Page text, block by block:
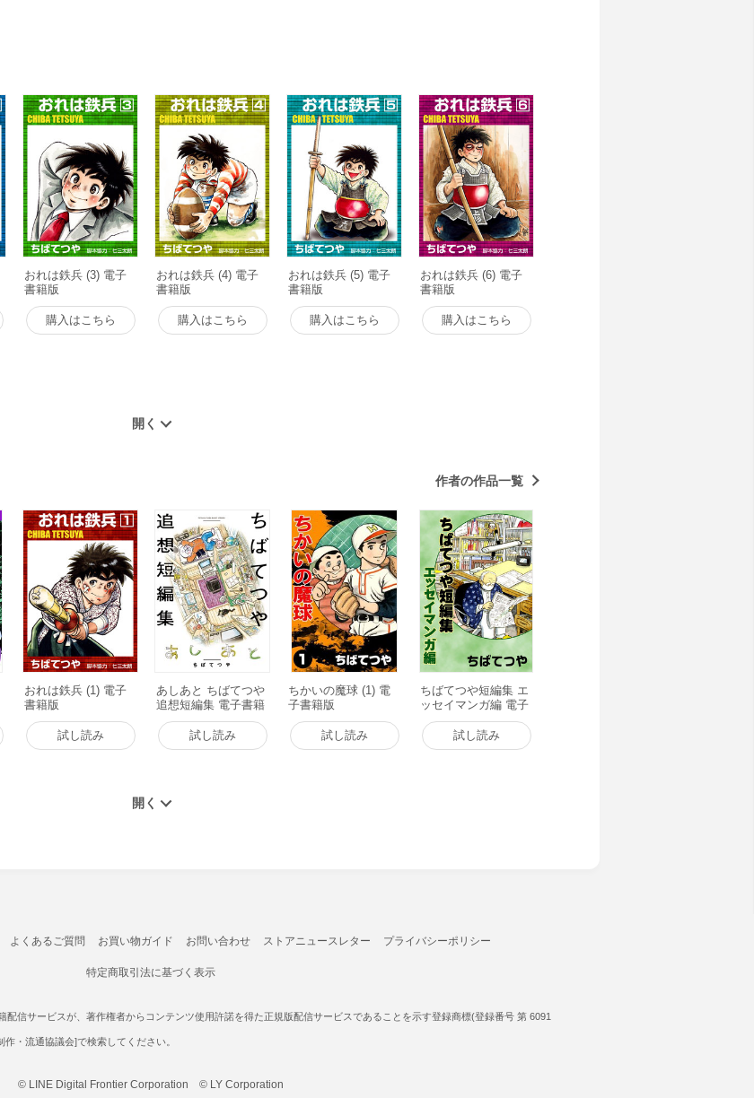
おれは鉄兵 (3) 電子
書籍版
購入はこちら
おれは鉄兵 (4) 電子
書籍版
購入はこちら
おれは鉄兵 (5) 電子
書籍版
購入はこちら
おれは鉄兵 (6) 電子
書籍版
購入はこちら
作者の作品一覧
おれは鉄兵 (1) 電子
書籍版
試し読み
あしあと ちばてつや
追想短編集 電子書籍
試し読み
ちかいの魔球 (1) 電
子書籍版
試し読み
ちばてつや短編集 エ
ッセイマンガ編 電子
書籍版
試し読み
よくあるご質問 お買い物ガイド お問い合わせ ストアニュースレター プライバシーポリシー
特定商取引法に基づく表示
配信サービスが、著作権者からコンテンツ使用許諾を得た正規版配信サービスであることを示す登録商標(登録番号 第 6091
・流通協議会]で検索してください。
© LINE Digital Frontier Corporation © LY Corporation